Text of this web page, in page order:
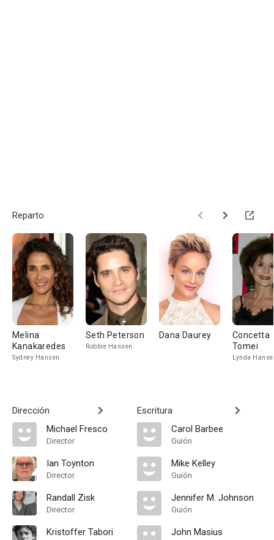
Reparto
Melina
Kanakaredes
Sydney Hansen
Seth Peterson
Robbie Hansen
Dana Daurey
Concetta
Tomei
Lynda
Dirección
Michael Fresco
Director
Ian Toynton
Director
Randall Zisk
Director
Kristoffer Tabori
Escritura
Carol Barbee
Guión
Mike Kelley
Guión
Jennifer M. Johnson
Guión
John Masius